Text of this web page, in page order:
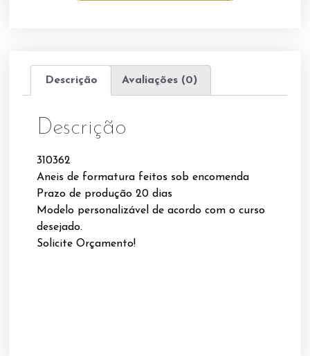
Descrição Avaliações (0)
Descrição
310362
Aneis de formatura feitos sob encomenda
Prazo de produção 20 dias
Modelo personalizável de acordo com o curso
desejado.
Solicite Orçamento!